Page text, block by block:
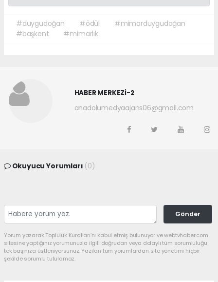
#duygudoğan #ödül
#mimarduygudoğan
#başkent
#mimarlık
HABER MERKEZİ-2
anadolumedyaajans06@gmail.com
Okuyucu Yorumları (0)
Gönder
Yorum yazarak Topluluk Kuralları’nı kabul etmiş bulunuyor ve webtvhaber.com
sitesine yaptığınız yorumunuzla ilgili doğrudan veya dolaylı tüm sorumluluğu
tek başınıza üstleniyorsunuz. Yazılan tüm yorumlardan site yönetimi hiçbir
şekilde sorumlu tutulamaz.